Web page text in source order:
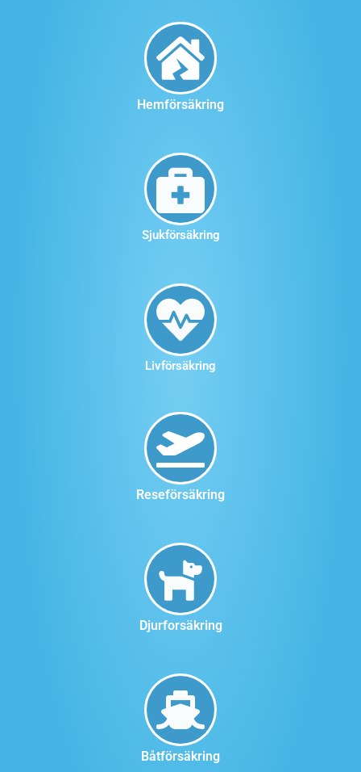
Hemförsäkring
Sjukförsäkring
Livförsäkring
Reseförsäkring
Djurforsäkring
Båtförsäkring